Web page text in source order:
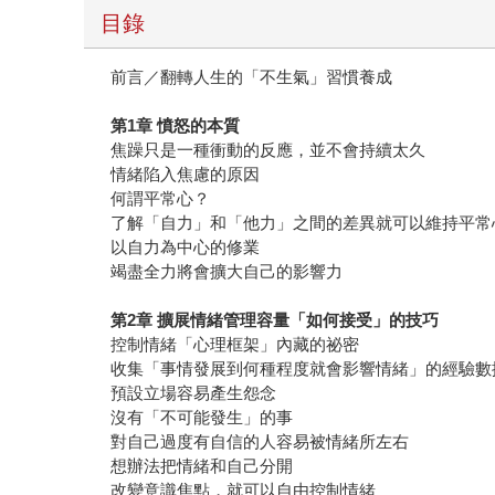
目錄
前言／翻轉人生的「不生氣」習慣養成
第1章 憤怒的本質
焦躁只是一種衝動的反應，並不會持續太久
情緒陷入焦慮的原因
何謂平常心？
了解「自力」和「他力」之間的差異就可以維持平常
以自力為中心的修業
竭盡全力將會擴大自己的影響力
第2章 擴展情緒管理容量「如何接受」的技巧
控制情緒「心理框架」內藏的祕密
收集「事情發展到何種程度就會影響情緒」的經驗數
預設立場容易產生怨念
沒有「不可能發生」的事
對自己過度有自信的人容易被情緒所左右
想辦法把情緒和自己分開
改變意識焦點，就可以自由控制情緒